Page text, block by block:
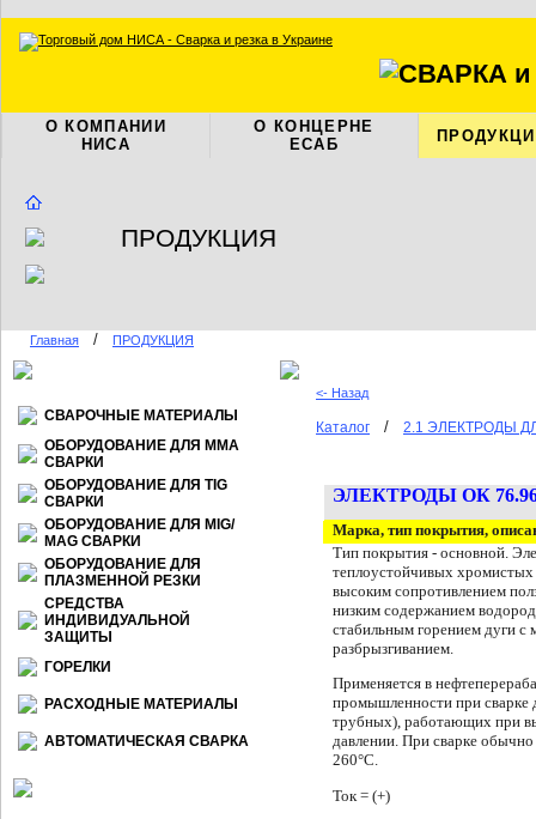
О КОМПАНИИ
НИСА
О КОНЦЕРНЕ
ЕСАБ
ПРОДУКЦИЯ
Главная / ПРОДУКЦИЯ
СВАРОЧНЫЕ МАТЕРИАЛЫ
ОБОРУДОВАНИЕ ДЛЯ ММА
СВАРКИ
ОБОРУДОВАНИЕ ДЛЯ TIG
СВАРКИ
ОБОРУДОВАНИЕ ДЛЯ МIG/
МАG СВАРКИ
ОБОРУДОВАНИЕ ДЛЯ
ПЛАЗМЕННОЙ РЕЗКИ
СРЕДСТВА
ИНДИВИДУАЛЬНОЙ
ЗАЩИТЫ
ГОРЕЛКИ
РАСХОДНЫЕ МАТЕРИАЛЫ
АВТОМАТИЧЕСКАЯ СВАРКА
<- Назад
Каталог / 2.1 ЭЛЕКТРОДЫ
ЭЛЕКТРОДЫ ОК
Марка, тип покрытия,
Тип покрытия - основной.
теплоустойчивых
высоким сопротивлением
низким содержанием
стабильным горением дуги с
разбрызгиванием.
Применяется в
промышленности при сварке
трубных), работаю­щих при
давлении. При сварке обычно
260°С.
Ток = (+)